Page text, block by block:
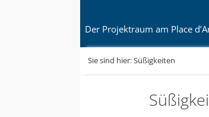
Der Projektraum am Place
Sie sind hier:Süßigkeiten